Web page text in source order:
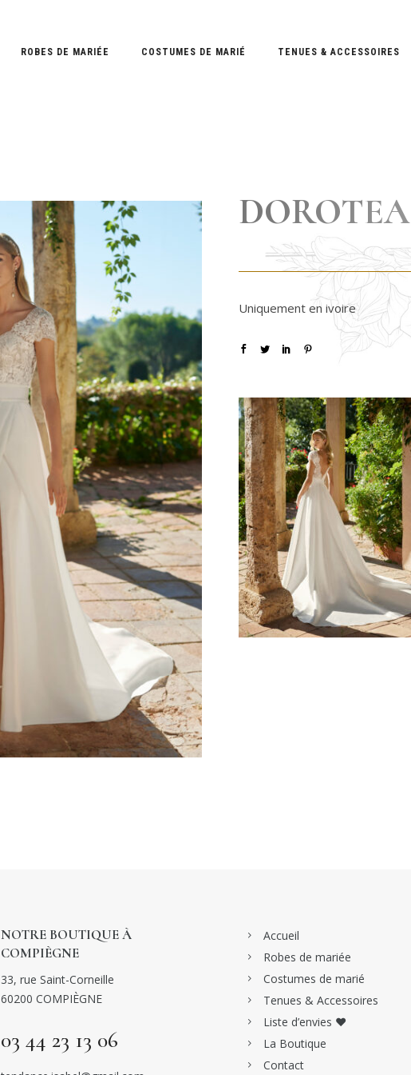
ROBES DE MARIÉE COSTUMES DE MARIÉ TENUES & ACCESSOIRES
DOROTEA
Uniquement en ivoire
NOTRE BOUTIQUE À
COMPIÈGNE
33, rue Saint-Corneille
60200 COMPIÈGNE
03 44 23 13 06
Accueil
Robes de mariée
Costumes de marié
Tenues & Accessoires
Liste d’envies ♥
La Boutique
Contact